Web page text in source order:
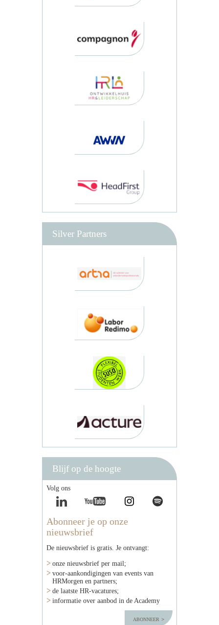
Silver Partners
Blijf op de hoogte
Volg ons
Abonneer je op onze
nieuwsbrief
De nieuwsbrief is gratis. Je ontvangt:
onze nieuwsbrief per mail;
voor-aankondigingen van events van
HRMorgen en partners;
de laatste HR-vacatures;
informatie over aanbod in de Academy
abonneer